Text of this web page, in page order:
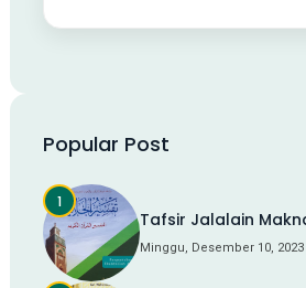
Popular Post
Tafsir Jalalain
Minggu, Desember 10, 2023